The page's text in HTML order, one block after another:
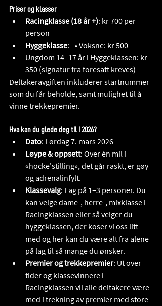
Priser og klasser
Racingklasse (18 år +): kr 700 per
person
Hyggeklasse:  • Voksne: kr 500
Ungdom 14–17 år i Hyggeklassen: kr
350 (signatur fra foresatt kreves)
Deltakeravgiften inkluderer startnummer
som du får beholde, samt mulighet til å
vinne trekkepremier.
Hva kan du glede deg til i 2026?
Dato: Lørdag 7. mars 2026
Løype & oppsett: Over én mil i
«hocke'stilling», det går raskt, er gøy
og adrenalinfylt.
Klassevalg: Lag på 1–3 personer. Du
kan velge dame-, herre-, mixklasse i
Racingklassen eller så velger du
hyggeklassen, der koser vi oss litt
med og her kan du være alt fra alene
på lag til så mange du ønsker.
Premier og trekkepremier: Ut over
tider og klassevinnere i
Racingklassen vil alle deltakere være
med i trekning av premier med store